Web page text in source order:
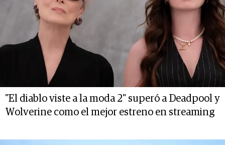
"El diablo viste a la moda 2" superó a Deadpool y
Wolverine como el mejor estreno en streaming